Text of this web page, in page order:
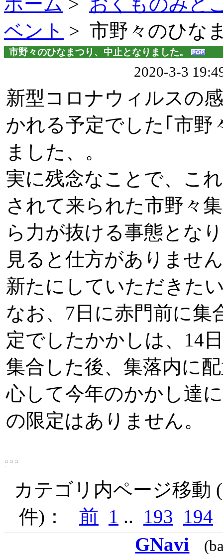
ベント > 市野々のひな
市野々のひなまつり、中止となりました。
2020-3-3
新型コロナウィルスの
かれる予定でした｢市
ました、。
実に残念なことで、こ
されて来られた市野々
ら力が抜ける事態とな
見ると仕方がありませ
新たにしていただきた
なお、7日に赤門前に集
定でしたかかしは、14
集合した後、集落内に
心して今年のかかし達
の限定はありません。
カテゴリ内ページ移動
件)： 前 1 .. 193 194
GNavi